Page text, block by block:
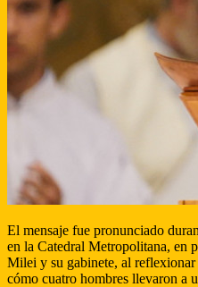
El mensaje fue pronunciado
en la Catedral Metropolitana, en
Milei y su gabinete, al
cómo cuatro hombres llevaron a